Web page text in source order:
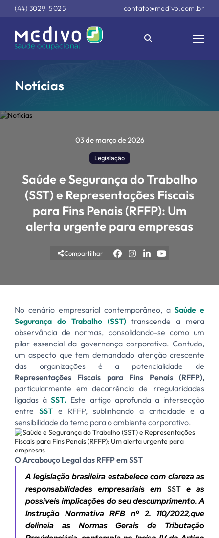
(44) 3029-5025 contato@medivo.com.br
Notícias
03 de março de 2026
Legislação
Saúde e Segurança do Trabalho
(SST) e Representações Fiscais
para Fins Penais (RFFP): Um
alerta urgente para empresas
Compartilhar
No cenário empresarial contemporâneo, a Saúde e
Segurança do Trabalho (SST)transcende a mera
observância de normas, consolidando-se como um
pilar essencial da governança corporativa. Contudo,
um aspecto que tem demandado atenção crescente
das organizações é a potencialidade de
Representações Fiscais para Fins Penais (RFFP),
particularmente em decorrência de irregularidades
ligadas àSST. Este artigo aprofunda a intersecção
entre SSTe RFFP, sublinhando a criticidade e a
sensibilidade do tema para o ambiente corporativo.
O Arcabouço Legal das RFFP em SST
A legislação brasileira estabelece com clareza as
responsabilidades empresariais em SSTe as
possíveis implicações do seu descumprimento. A
Instrução Normativa RFB nº 2. 110/2022,que
delineia as Normas Gerais de Tributação